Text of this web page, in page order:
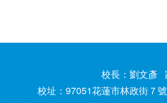
校長：劉文彥
校址：97051花蓮市林政街７